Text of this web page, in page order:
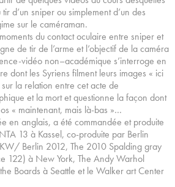
d’un sniper ou simplement d’un des
sur le caméraman.
du contact oculaire entre sniper et
de tir de l’arme et l’objectif de la caméra
vidéo non–académique s’interroge en
dont les Syriens filment leurs images « ici
la relation entre cet acte de
et la mort et questionne la façon dont
« maintenant, mais là-bas »…
en anglais, a été commandée et produite
13 à Kassel, co-produite par Berlin
Berlin 2012, The 2010 Spalding gray
122) à New York, The Andy Warhol
Boards à Seattle et le Walker art Center